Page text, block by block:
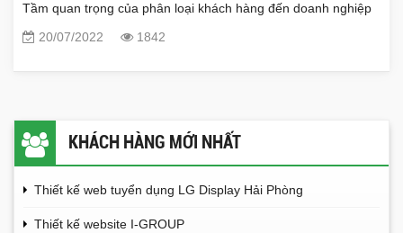
Tầm quan trọng của phân loại khách hàng đến doanh nghiệp
20/07/2022
1842
KHÁCH HÀNG MỚI NHẤT
Thiết kế web tuyển dụng LG Display Hải Phòng
Thiết kế website I-GROUP